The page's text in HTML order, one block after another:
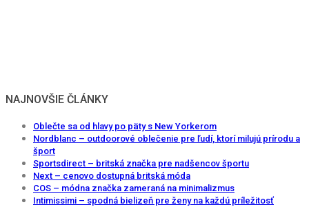
NAJNOVŠIE ČLÁNKY
Oblečte sa od hlavy po päty s New Yorkerom
Nordblanc – outdoorové oblečenie pre ľudí, ktorí milujú prírodu a
šport
Sportsdirect – britská značka pre nadšencov športu
Next – cenovo dostupná britská móda
COS – módna značka zameraná na minimalizmus
Intimissimi – spodná bielizeň pre ženy na každú príležitosť